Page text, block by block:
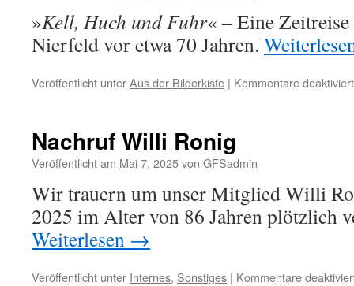
»Kell, Huch und Fuhr« – Eine
Nierfeld vor etwa 70 Jahren.
Veröffentlicht unterAus der Bilderkiste | Kommentare deaktiviert
Nachruf Willi Ronig
Veröffentlicht am Mai 7, 2025von GFSadmin
Wir trauern um unser Mitglied Willi
2025 im Alter von 86 Jahren plötzlich
Weiterlesen →
Veröffentlicht unter Internes, Sonstiges | Kommentare